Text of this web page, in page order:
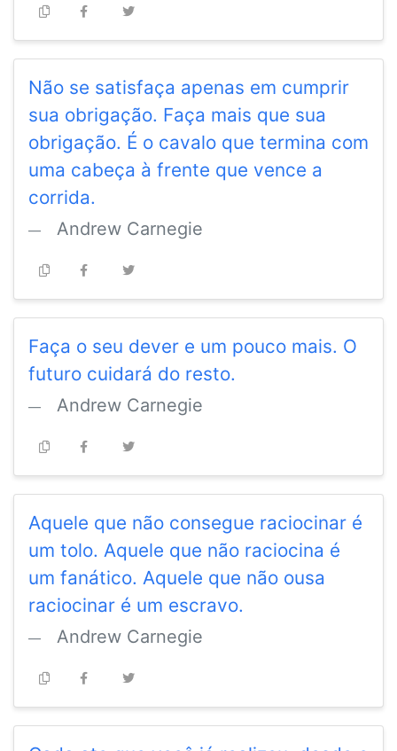
Não se satisfaça apenas em cumprir
sua obrigação. Faça mais que sua
obrigação. É o cavalo que termina com
uma cabeça à frente que vence a
corrida.
Andrew Carnegie
Faça o seu dever e um pouco mais. O
futuro cuidará do resto.
Andrew Carnegie
Aquele que não consegue raciocinar é
um tolo. Aquele que não raciocina é
um fanático. Aquele que não ousa
raciocinar é um escravo.
Andrew Carnegie